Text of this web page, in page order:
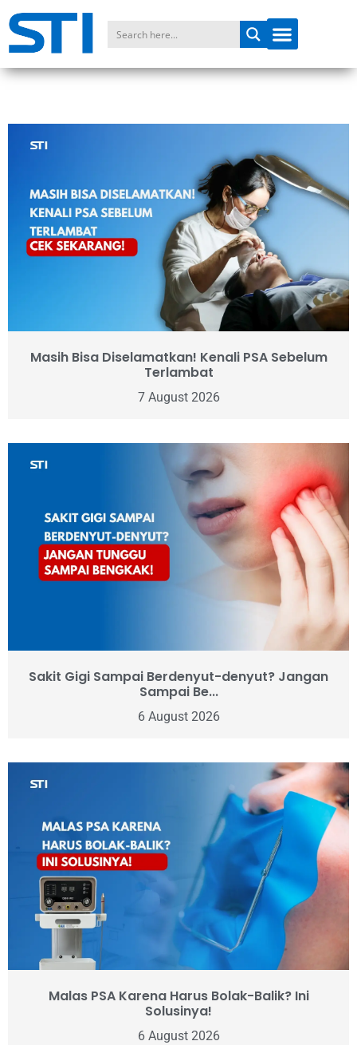
Masih Bisa Diselamatkan! Kenali PSA Sebelum
Terlambat
7 August 2026
Sakit Gigi Sampai Berdenyut-denyut? Jangan
Sampai Be...
6 August 2026
Malas PSA Karena Harus Bolak-Balik? Ini
Solusinya!
6 August 2026